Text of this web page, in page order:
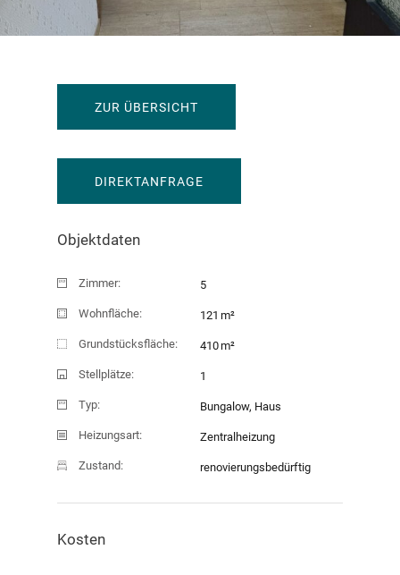
349.000 EUR
ZUR ÜBERSICHT
DIREKTANFRAGE
Objektdaten
Zimmer: 5
Wohnfläche: 121 m²
Grundstücksfläche: 410 m²
Stellplätze: 1
Typ: Bungalow, Haus
Heizungsart: Zentralheizung
Zustand: renovierungsbedürftig
Kosten